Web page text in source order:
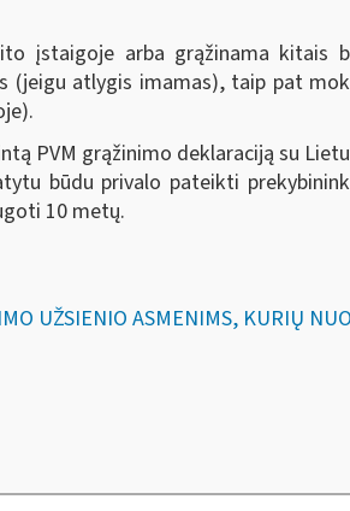
įstaigoje arba grąžinama kitais
(jeigu atlygis imamas), taip pat
PVM grąžinimo deklaraciją su
būdu privalo pateikti
10 metų.
UŽSIENIO ASMENIMS, KURIŲ